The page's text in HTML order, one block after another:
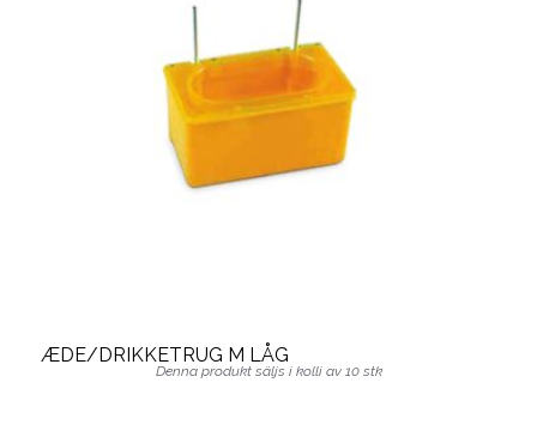
ÆDE/DRIKKETRUG M LÅG
Denna produkt säljs i kolli av 10 stk